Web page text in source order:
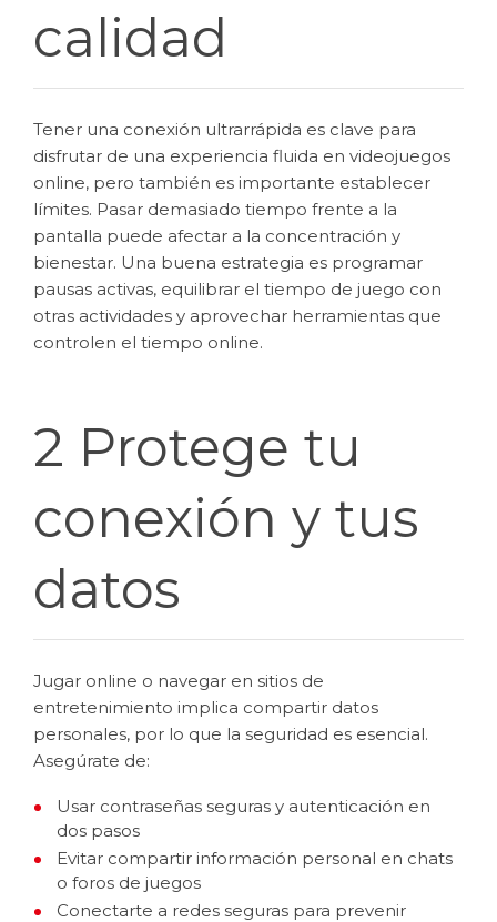
calidad
Tener una conexión ultrarrápida es clave para
disfrutar de una experiencia fluida en videojuegos
online, pero también es importante establecer
límites. Pasar demasiado tiempo frente a la
pantalla puede afectar a la concentración y
bienestar. Una buena estrategia es programar
pausas activas, equilibrar el tiempo de juego con
otras actividades y aprovechar herramientas que
controlen el tiempo online.
2 Protege tu
conexión y tus
datos
Jugar online o navegar en sitios de
entretenimiento implica compartir datos
personales, por lo que la seguridad es esencial.
Asegúrate de:
Usar contraseñas seguras y autenticación en
dos pasos
Evitar compartir información personal en chats
o foros de juegos
Conectarte a redes seguras para prevenir